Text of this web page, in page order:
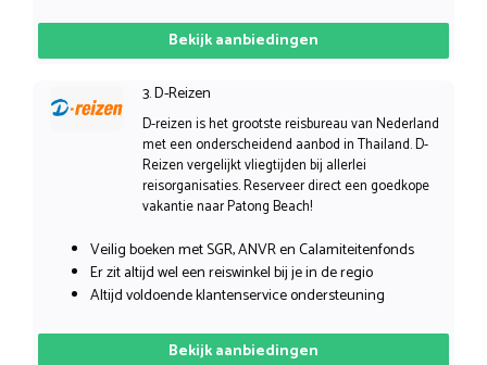
Bekijk aanbiedingen
3. D-Reizen
D-reizen is het grootste reisbureau van Nederland
met een onderscheidend aanbod in Thailand. D-
Reizen vergelijkt vliegtijden bij allerlei
reisorganisaties. Reserveer direct een goedkope
vakantie naar Patong Beach!
Veilig boeken met SGR, ANVR en Calamiteitenfonds
Er zit altijd wel een reiswinkel bij je in de regio
Altijd voldoende klantenservice ondersteuning
Bekijk aanbiedingen